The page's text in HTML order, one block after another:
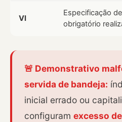
VI
Especificação
obrigatório
🚨 Demonstrativo
servida de bandeja:
inicial errado ou
configuram excesso